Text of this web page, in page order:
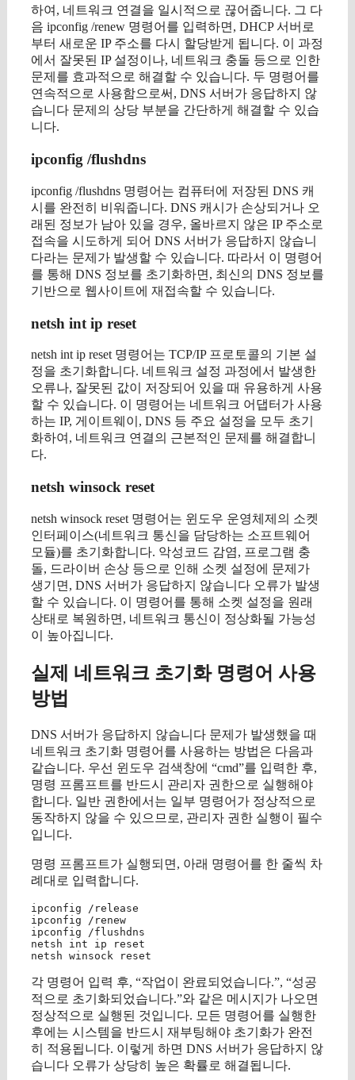
하여, 네트워크 연결을 일시적으로 끊어줍니다. 그 다
음 ipconfig /renew 명령어를 입력하면, DHCP 서버로
부터 새로운 IP 주소를 다시 할당받게 됩니다. 이 과정
에서 잘못된 IP 설정이나, 네트워크 충돌 등으로 인한
문제를 효과적으로 해결할 수 있습니다. 두 명령어를
연속적으로 사용함으로써, DNS 서버가 응답하지 않
습니다 문제의 상당 부분을 간단하게 해결할 수 있습
니다.
ipconfig /flushdns
ipconfig /flushdns 명령어는 컴퓨터에 저장된 DNS 캐
시를 완전히 비워줍니다. DNS 캐시가 손상되거나 오
래된 정보가 남아 있을 경우, 올바르지 않은 IP 주소로
접속을 시도하게 되어 DNS 서버가 응답하지 않습니
다라는 문제가 발생할 수 있습니다. 따라서 이 명령어
를 통해 DNS 정보를 초기화하면, 최신의 DNS 정보를
기반으로 웹사이트에 재접속할 수 있습니다.
netsh int ip reset
netsh int ip reset 명령어는 TCP/IP 프로토콜의 기본 설
정을 초기화합니다. 네트워크 설정 과정에서 발생한
오류나, 잘못된 값이 저장되어 있을 때 유용하게 사용
할 수 있습니다. 이 명령어는 네트워크 어댑터가 사용
하는 IP, 게이트웨이, DNS 등 주요 설정을 모두 초기
화하여, 네트워크 연결의 근본적인 문제를 해결합니
다.
netsh winsock reset
netsh winsock reset 명령어는 윈도우 운영체제의 소켓
인터페이스(네트워크 통신을 담당하는 소프트웨어
모듈)를 초기화합니다. 악성코드 감염, 프로그램 충
돌, 드라이버 손상 등으로 인해 소켓 설정에 문제가
생기면, DNS 서버가 응답하지 않습니다 오류가 발생
할 수 있습니다. 이 명령어를 통해 소켓 설정을 원래
상태로 복원하면, 네트워크 통신이 정상화될 가능성
이 높아집니다.
실제 네트워크 초기화 명령어 사용
방법
DNS 서버가 응답하지 않습니다 문제가 발생했을 때
네트워크 초기화 명령어를 사용하는 방법은 다음과
같습니다. 우선 윈도우 검색창에 “cmd”를 입력한 후,
명령 프롬프트를 반드시 관리자 권한으로 실행해야
합니다. 일반 권한에서는 일부 명령어가 정상적으로
동작하지 않을 수 있으므로, 관리자 권한 실행이 필수
입니다.
명령 프롬프트가 실행되면, 아래 명령어를 한 줄씩 차
례대로 입력합니다.
ipconfig /release
ipconfig /renew
ipconfig /flushdns
netsh int ip reset
각 명령어 입력 후, “작업이 완료되었습니다.”, “성공
적으로 초기화되었습니다.”와 같은 메시지가 나오면
정상적으로 실행된 것입니다. 모든 명령어를 실행한
후에는 시스템을 반드시 재부팅해야 초기화가 완전
히 적용됩니다. 이렇게 하면 DNS 서버가 응답하지 않
습니다 오류가 상당히 높은 확률로 해결됩니다.